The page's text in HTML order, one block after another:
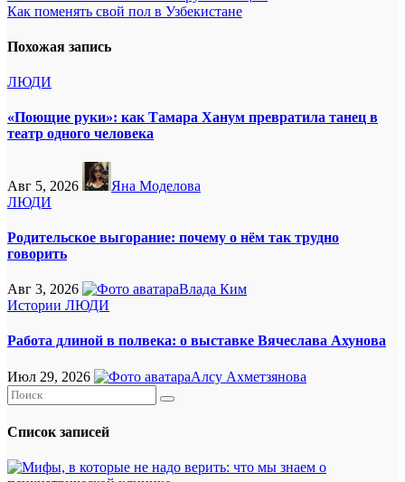
по
записям
Как поменять свой пол в Узбекистане
Похожая запись
ЛЮДИ
«Поющие руки»: как Тамара Ханум превратила танец в
театр одного человека
Авг 5, 2026
Яна Моделова
ЛЮДИ
Родительское выгорание: почему о нём так трудно
говорить
Авг 3, 2026
Влада Ким
Истории ЛЮДИ
Работа длиной в полвека: о выставке Вячеслава Ахунова
Июл 29, 2026 Алсу Ахметзянова
Список записей